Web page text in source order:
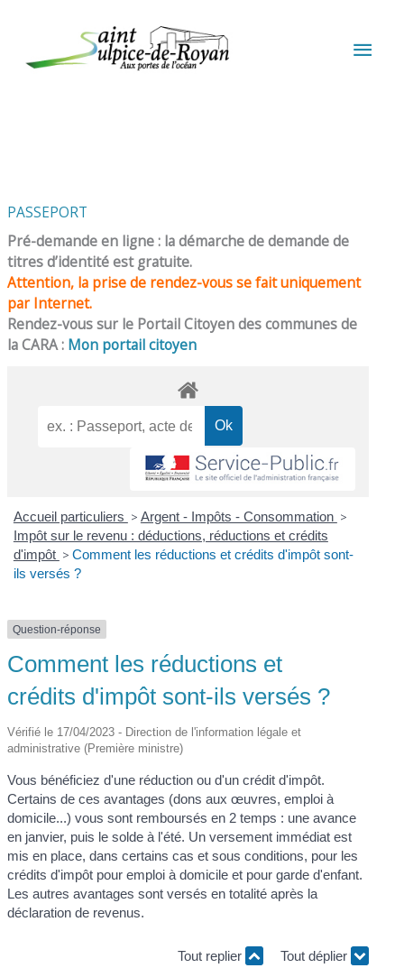
PASSEPORT
Pré-demande en ligne : la démarche de demande de
titres d’identité est gratuite.
Attention, la prise de rendez-vous se fait uniquement
par Internet.
Rendez-vous sur le Portail Citoyen des communes de
la CARA : Mon portail citoyen
Accueil particuliers > Argent - Impôts - Consommation >
Impôt sur le revenu : déductions, réductions et crédits
d'impôt > Comment les réductions et crédits d'impôt sont-
ils versés ?
Question-réponse
Comment les réductions et
crédits d'impôt sont-ils versés ?
Vérifié le 17/04/2023 - Direction de l'information légale et
administrative (Première ministre)
Vous bénéficiez d'une réduction ou d'un crédit d'impôt.
Certains de ces avantages (dons aux œuvres, emploi à
domicile...) vous sont remboursés en 2 temps : une avance
en janvier, puis le solde à l'été. Un versement immédiat est
mis en place, dans certains cas et sous conditions, pour les
crédits d'impôt pour emploi à domicile et pour garde d'enfant.
Les autres avantages sont versés en totalité après la
déclaration de revenus.
Tout replier Tout déplier